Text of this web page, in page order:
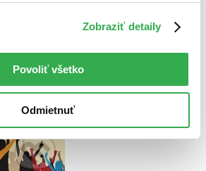
Zobraziť detaily
Povoliť všetko
Odmietnuť